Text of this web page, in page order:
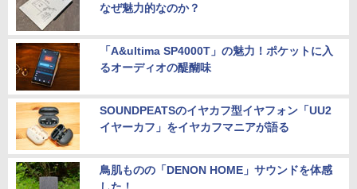
なぜ魅力的なのか？
「A&ultima SP4000T」の魅力！ポケットに入
るオーディオの醍醐味
SOUNDPEATSのイヤカフ型イヤフォン「UU2
イヤーカフ」をイヤカフマニアが語る
鳥肌ものの「DENON HOME」サウンドを体感